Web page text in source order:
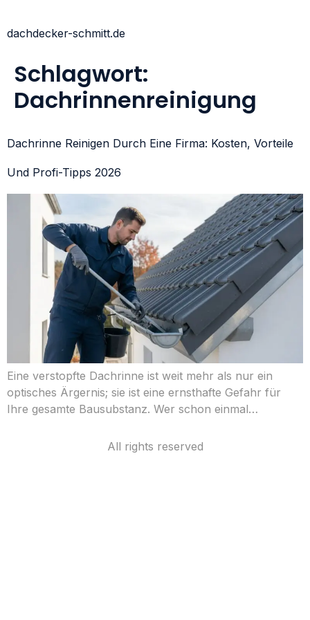
dachdecker-schmitt.de
Schlagwort:
Dachrinnenreinigung
Dachrinne Reinigen Durch Eine Firma: Kosten, Vorteile
Und Profi-Tipps 2026
Eine verstopfte Dachrinne ist weit mehr als nur ein
optisches Ärgernis; sie ist eine ernsthafte Gefahr für
Ihre gesamte Bausubstanz. Wer schon einmal…
All rights reserved